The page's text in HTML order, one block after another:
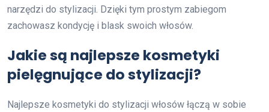
narzędzi do stylizacji. Dzięki tym prostym zabiegom
zachowasz kondycję i blask swoich włosów.
Jakie są najlepsze kosmetyki
pielęgnujące do stylizacji?
Najlepsze kosmetyki do stylizacji włosów łączą w sobie